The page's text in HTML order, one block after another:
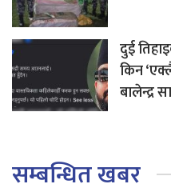
दुई
किन
बालेन्द्र
सम्बन्धित खबर